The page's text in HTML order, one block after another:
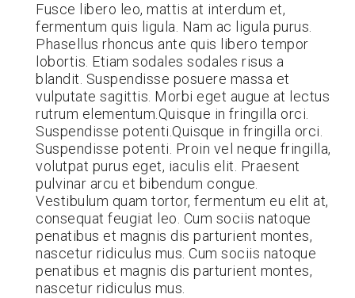
Fusce libero leo, mattis at interdum et,
fermentum quis ligula. Nam ac ligula purus.
Phasellus rhoncus ante quis libero tempor
lobortis. Etiam sodales sodales risus a
blandit. Suspendisse posuere massa et
vulputate sagittis. Morbi eget augue at lectus
rutrum elementum.Quisque in fringilla orci.
Suspendisse potenti.Quisque in fringilla orci.
Suspendisse potenti. Proin vel neque fringilla,
volutpat purus eget, iaculis elit. Praesent
pulvinar arcu et bibendum congue.
Vestibulum quam tortor, fermentum eu elit at,
consequat feugiat leo. Cum sociis natoque
penatibus et magnis dis parturient montes,
nascetur ridiculus mus. Cum sociis natoque
penatibus et magnis dis parturient montes,
nascetur ridiculus mus.